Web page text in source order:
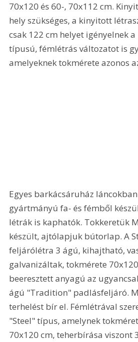
70x120 és 60-, 70x112 cm.
hely szükséges, a kinyitott
csak 122 cm helyet igényelnek
típusú, fémlétrás változatot is
amelyeknek tokmérete azonos
Egyes barkácsáruház
gyártmányú fa- és fémből
létrák is kaphatók. Tokkeretük
készült, ajtólapjuk bútorlap. A
feljárólétra 3 ágú, kihajtható,
galvanizáltak, tokmérete
beeresztett anyagú az
ágú "Tradition" padlásfeljáró.
terhelést bír el. Fémlétrával
"Steel" típus, amelynek
70x120 cm, teherbírása viszont